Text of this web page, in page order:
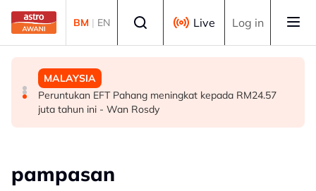
Skip to main content
BM | EN Live Log in
MALAYSIA
Renjatan elektrik: Bedah siasat tiga anggota polis
selesai
MALAYSIA
Budi Madani Diesel perkukuh penguatkuasaan, kekang
penyelewengan
MALAYSIA
Peruntukan EFT Pahang meningkat kepada RM24.57
juta tahun ini - Wan Rosdy
pampasan